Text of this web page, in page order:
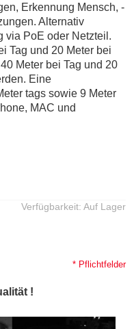
Erkennung Mensch, -
Alternativ
via PoE oder Netzteil.
Tag und 20 Meter bei
Meter bei Tag und 20
Eine
tags sowie 9 Meter
MAC und
Verfügbarkeit: Auf Lager
!
* Pflichtfelder